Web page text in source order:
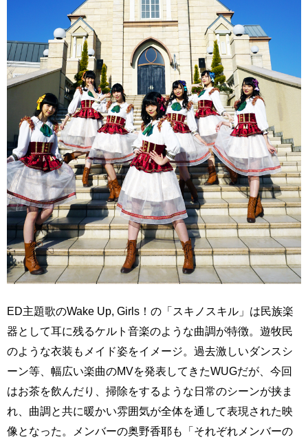
ED主題歌のWake Up, Girls！の「スキノスキル」は民族楽
器として耳に残るケルト音楽のような曲調が特徴。遊牧民
のような衣装もメイド姿をイメージ。過去激しいダンスシ
ーン等、幅広い楽曲のMVを発表してきたWUGだが、今回
はお茶を飲んだり、掃除をするような日常のシーンが挟ま
れ、曲調と共に暖かい雰囲気が全体を通して表現された映
像となった。メンバーの奥野香耶も「それぞれメンバーの